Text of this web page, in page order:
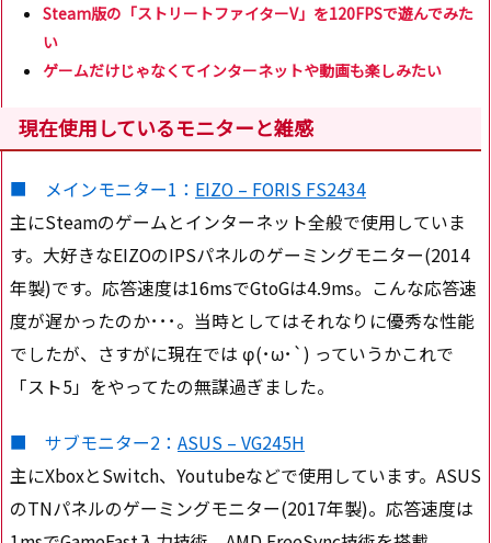
Steam版の「ストリートファイターV」を120FPSで遊んでみた
い
ゲームだけじゃなくてインターネットや動画も楽しみたい
現在使用しているモニターと雑感
■ メインモニター1： EIZO – FORIS FS2434
主にSteamのゲームとインターネット全般で使用していま
す。大好きなEIZOのIPSパネルのゲーミングモニター(2014
年製)です。応答速度は16msでGtoGは4.9ms。こんな応答速
度が遅かったのか･･･。当時としてはそれなりに優秀な性能
でしたが、さすがに現在では φ(･ω･`) っていうかこれで
「スト5」をやってたの無謀過ぎました。
■ サブモニター2： ASUS – VG245H
主にXboxとSwitch、Youtubeなどで使用しています。ASUS
のTNパネルのゲーミングモニター(2017年製)。応答速度は